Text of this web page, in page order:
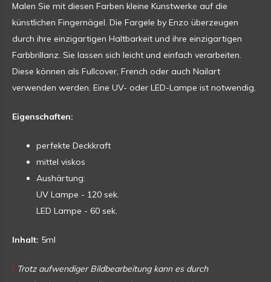
Malen Sie mit diesen Farben kleine Kunstwerke auf die
künstlichen Fingernägel. Die Fargele by Enzo überzeugen
durch ihre einzigartigen Haltbarkeit und ihre einzigartigen
Farbbrillanz. Sie lassen sich leicht und einfach verarbeiten.
Diese können als Fullcover, French oder auch Nailart
verwenden werden. Eine UV- oder LED-Lampe ist notwendig.
Eigenschaften:
perfekte Deckkraft
mittel viskos
Aushärtung:
UV Lampe - 120 sek.
LED Lampe - 60 sek.
Inhalt: 5ml
! Trotz aufwendiger Bildbearbeitung kann es durch